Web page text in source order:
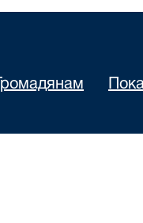
Громадянам